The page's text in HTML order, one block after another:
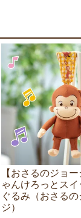
【おさるのジョ
ゃんけろっとスイ
ぐるみ（おさるの
ジ）